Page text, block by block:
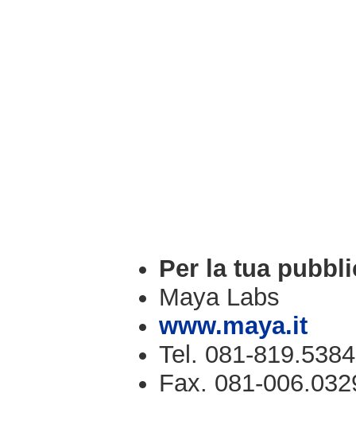
Per la tua
Maya Labs
www.maya.it
Tel. 081-819.5384
Fax. 081-